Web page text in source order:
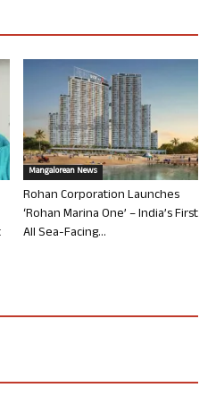
Mangalorean News
Rohan Corporation Launches
‘Rohan Marina One’ – India’s First
All Sea-Facing...